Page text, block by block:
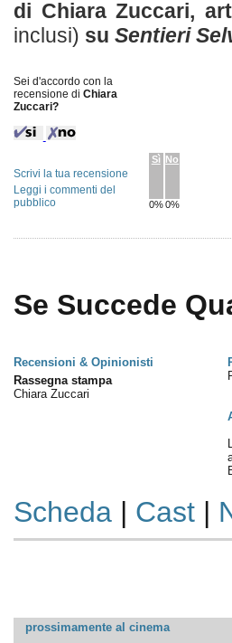
di Chiara Zuccari,
inclusi) su Sentieri
Sei d'accordo con la
recensione di Chiara
Zuccari?
Sì
0%
No
0%
Scrivi la tua recensione
Leggi i commenti del
pubblico
Se Succede
Recensioni & Opinionisti
Rassegna stampa
Chiara Zuccari
Scheda| Cast|
prossimamente al cinema